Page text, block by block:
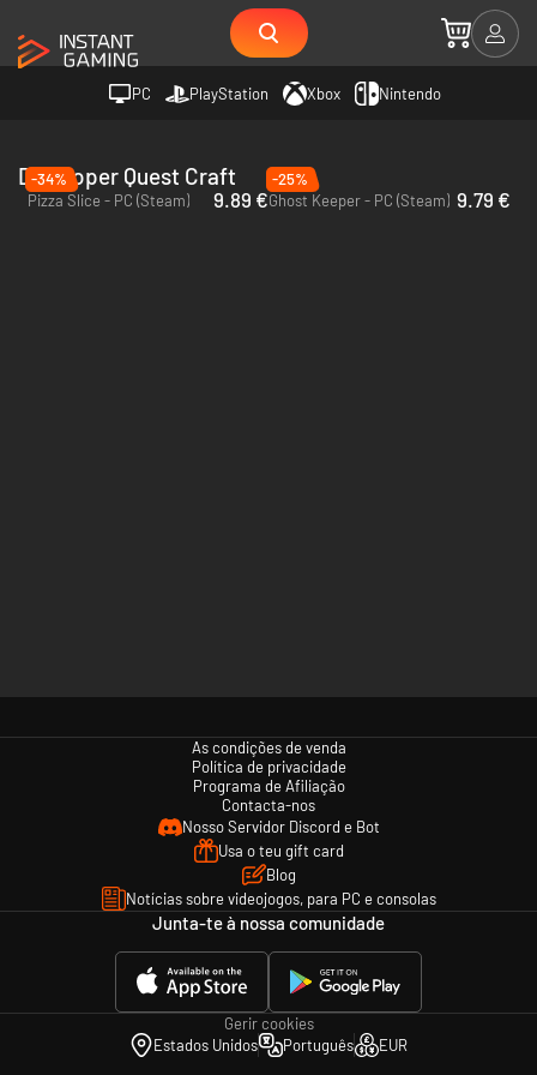
PC PlayStation Xbox Nintendo
Developer Quest Craft
-34%
Pizza Slice - PC (Steam)
9.89 €
-25%
Ghost Keeper - PC (Steam) 9.79 €
As condições de venda
Política de privacidade
Programa de Afiliação
Contacta-nos
Nosso Servidor Discord e Bot
Usa o teu gift card
Blog
Notícias sobre videojogos, para PC e consolas
Junta-te à nossa comunidade
Gerir cookies
Estados Unidos
Português EUR